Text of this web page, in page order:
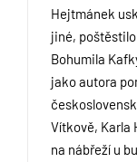
Hejtmánek
jiné,
Bohumila
jako autora
Vítkově, Karla
na nábřeží u